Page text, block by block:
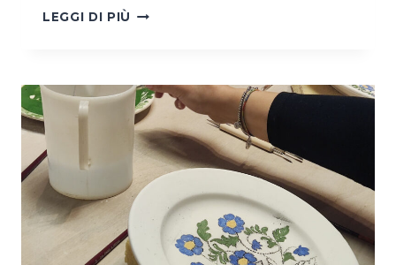
LEGGI DI PIÙ WORKSHOP
SU
MAIOLICA